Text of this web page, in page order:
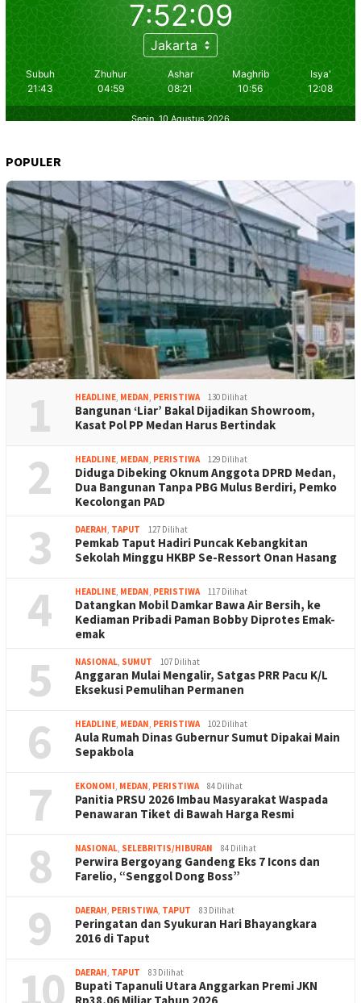
POPULER
1 HEADLINE, MEDAN, PERISTIWA 130 Dilihat
Bangunan ‘Liar’ Bakal Dijadikan Showroom,
Kasat Pol PP Medan Harus Bertindak
2 HEADLINE, MEDAN, PERISTIWA 129 Dilihat
Diduga Dibeking Oknum Anggota DPRD Medan,
Dua Bangunan Tanpa PBG Mulus Berdiri, Pemko
Kecolongan PAD
3 DAERAH, TAPUT 127 Dilihat
Pemkab Taput Hadiri Puncak Kebangkitan
Sekolah Minggu HKBP Se-Ressort Onan Hasang
4 HEADLINE, MEDAN, PERISTIWA 117 Dilihat
Datangkan Mobil Damkar Bawa Air Bersih, ke
Kediaman Pribadi Paman Bobby Diprotes Emak-
emak
5 NASIONAL, SUMUT 107 Dilihat
Anggaran Mulai Mengalir, Satgas PRR Pacu K/L
Eksekusi Pemulihan Permanen
6 HEADLINE, MEDAN, PERISTIWA 102 Dilihat
Aula Rumah Dinas Gubernur Sumut Dipakai Main
Sepakbola
7 EKONOMI, MEDAN, PERISTIWA 84 Dilihat
Panitia PRSU 2026 Imbau Masyarakat Waspada
Penawaran Tiket di Bawah Harga Resmi
8 NASIONAL, SELEBRITIS/HIBURAN 84 Dilihat
Perwira Bergoyang Gandeng Eks 7 Icons dan
Farelio, “Senggol Dong Boss”
9 DAERAH, PERISTIWA, TAPUT 83 Dilihat
Peringatan dan Syukuran Hari Bhayangkara
2016 di Taput
10 DAERAH, TAPUT 83 Dilihat
Bupati Tapanuli Utara Anggarkan Premi JKN